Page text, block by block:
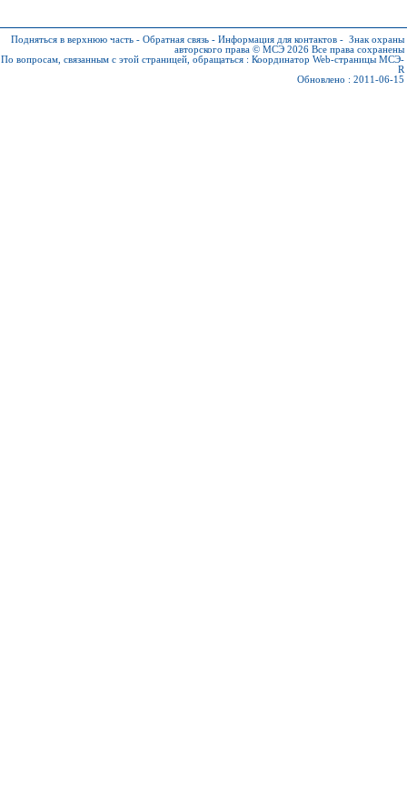
Подняться в верхнюю часть - Обратная связь - Информация для контактов - Знак охраны
авторского права © МСЭ 2026 Все права сохранены
По вопросам, связанным с этой страницей, обращаться : Координатор Web-страницы МСЭ-
R
Обновлено : 2011-06-15